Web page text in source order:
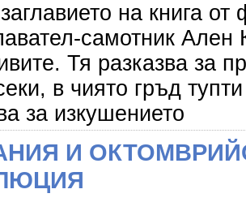
на книга от
самотник Ален
Тя разказва за
в чиято гръд
за изкушението
И